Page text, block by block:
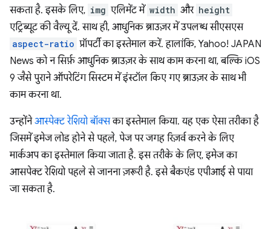
सकता है. इसके लिए, img एलिमेंट में width और height
एट्रिब्यूट की वैल्यू दें. साथ ही, आधुनिक ब्राउज़र में उपलब्ध सीएसएस
aspect-ratio प्रॉपर्टी का इस्तेमाल करें. हालांकि, Yahoo! JAPAN
News को न सिर्फ़ आधुनिक ब्राउज़र के साथ काम करना था, बल्कि iOS
9 जैसे पुराने ऑपरेटिंग सिस्टम में इंस्टॉल किए गए ब्राउज़र के साथ भी
काम करना था.
उन्होंनेआस्पेक्ट रेशियो बॉक्सका इस्तेमाल किया. यह एक ऐसा तरीका है
जिसमें इमेज लोड होने से पहले, पेज पर जगह रिज़र्व करने के लिए
मार्कअप का इस्तेमाल किया जाता है. इस तरीके के लिए, इमेज का
आसपेक्ट रेशियो पहले से जानना ज़रूरी है. इसे बैकएंड एपीआई से पाया
जा सकता है.